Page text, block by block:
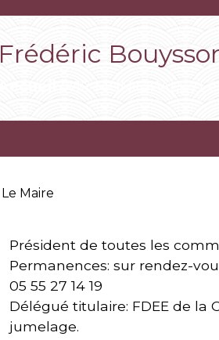
Frédéric
Le Maire
Président de toutes les
Permanences: sur rendez-
05 55 27 14 19
Délégué titulaire: FDEE de la
jumelage.